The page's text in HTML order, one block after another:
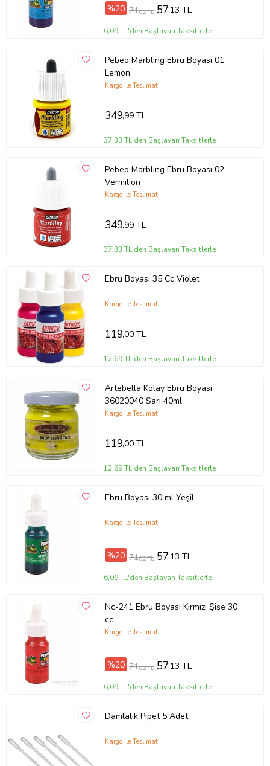
%20 71,02 TL 57,13 TL
6,09 TL'den Başlayan Taksitlerle
Pebeo Marbling Ebru Boyası 01
Lemon
Kargo ile Teslimat
349,99 TL
37,33 TL'den Başlayan Taksitlerle
Pebeo Marbling Ebru Boyası 02
Vermilion
Kargo ile Teslimat
349,99 TL
37,33 TL'den Başlayan Taksitlerle
Ebru Boyası 35 Cc Violet
Kargo ile Teslimat
119,00 TL
12,69 TL'den Başlayan Taksitlerle
Artebella Kolay Ebru Boyası
36020040 Sarı 40ml
Kargo ile Teslimat
119,00 TL
12,69 TL'den Başlayan Taksitlerle
Ebru Boyası 30 ml Yeşil
Kargo ile Teslimat
%20 71,02 TL 57,13 TL
6,09 TL'den Başlayan Taksitlerle
Nc-241 Ebru Boyası Kırmızı Şişe 30
cc
Kargo ile Teslimat
%20 71,02 TL 57,13 TL
6,09 TL'den Başlayan Taksitlerle
Damlalık Pipet 5 Adet
Kargo ile Teslimat